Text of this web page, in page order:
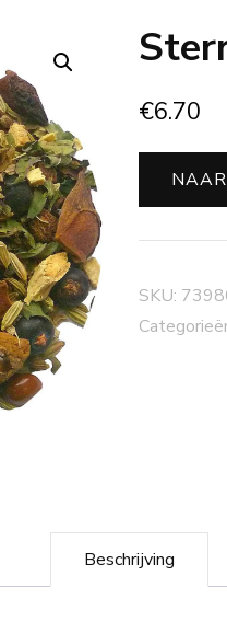
€6.70
SKU:
Beschrijving